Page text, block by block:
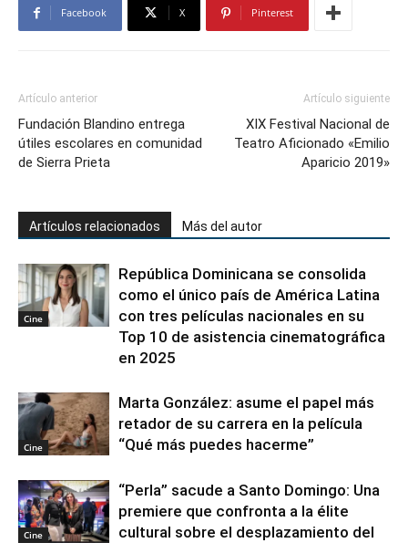
Facebook X Pinterest
Artículo anterior
Fundación Blandino entrega
útiles escolares en comunidad
de Sierra Prieta
Artículo siguiente
XIX Festival Nacional de
Teatro Aficionado «Emilio
Aparicio 2019»
Artículos relacionados Más del autor
Cine
República Dominicana se consolida
como el único país de América Latina
con tres películas nacionales en su
Top 10 de asistencia cinematográfica
en 2025
Cine
Marta González: asume el papel más
retador de su carrera en la película
“Qué más puedes hacerme”
Cine
“Perla” sacude a Santo Domingo: Una
premiere que confronta a la élite
cultural sobre el desplazamiento del